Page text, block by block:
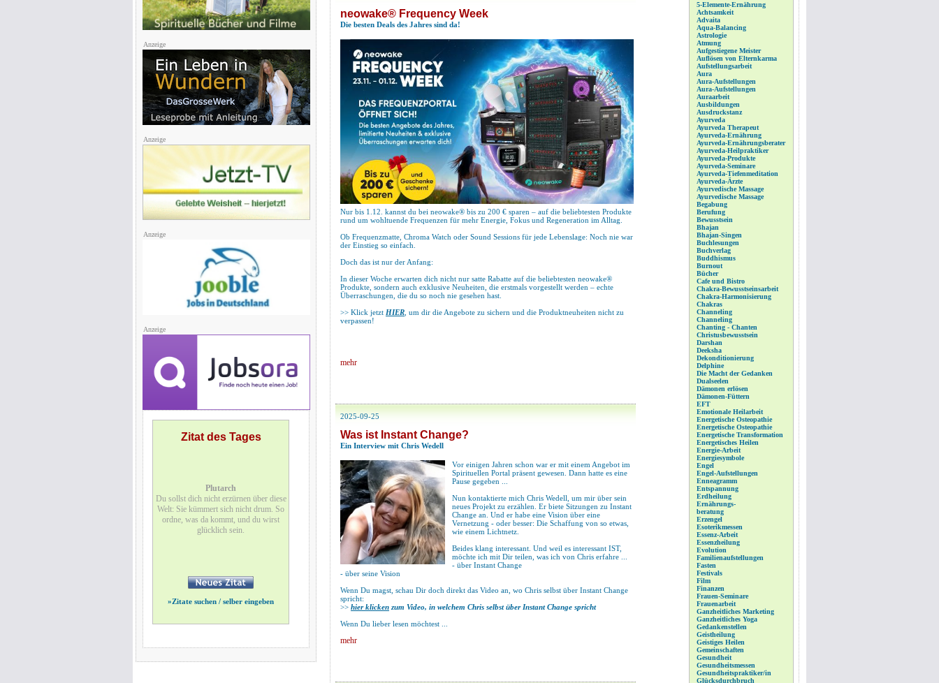
Anzeige
Anzeige
Anzeige
Anzeige
Zitat des Tages
Plutarch
Du sollst dich nicht erzürnen über diese
Welt: Sie kümmert sich nicht drum. So
ordne, was da kommt, und du wirst
glücklich sein.
»Zitate suchen / selber eingeben
neowake® Frequency Week
Die besten Deals des Jahres sind da!
Nur bis 1.12. kannst du bei neowake® bis zu 200 € sparen – auf die beliebtesten Produkte
rund um wohltuende Frequenzen für mehr Energie, Fokus und Regeneration im Alltag.
Ob Frequenzmatte, Chroma Watch oder Sound Sessions für jede Lebenslage: Noch nie war
der Einstieg so einfach.
Doch das ist nur der Anfang:
In dieser Woche erwarten dich nicht nur satte Rabatte auf die beliebtesten neowake®
Produkte, sondern auch exklusive Neuheiten, die erstmals vorgestellt werden – echte
Überraschungen, die du so noch nie gesehen hast.
>> Klick jetzt HIER , um dir die Angebote zu sichern und die Produktneuheiten nicht zu
verpassen!
mehr
2025-09-25
Was ist Instant Change?
Ein Interview mit Chris Wedell
Vor einigen Jahren schon war er mit einem Angebot im
Spirituellen Portal präsent gewesen. Dann hatte es eine
Pause gegeben ...
Nun kontaktierte mich Chris Wedell, um mir über sein
neues Projekt zu erzählen. Er biete Sitzungen zu Instant
Change an. Und er habe eine Vision über eine
Vernetzung - oder besser: Die Schaffung von so etwas,
wie einem Lichtnetz.
Beides klang interessant. Und weil es interessant IST,
möchte ich mit Dir teilen, was ich von Chris erfahre ...
- über Instant Change
- über seine Vision
Wenn Du magst, schau Dir doch direkt das Video an, wo Chris selbst über Instant Change
spricht:
>> hier klicken zum Video, in welchem Chris selbst über Instant Change spricht
Wenn Du lieber lesen möchtest ...
mehr
5-Elemente-Ernährung
Achtsamkeit
Advaita
Aqua-Balancing
Astrologie
Atmung
Aufgestiegene Meister
Auflösen von Elternkarma
Aufstellungsarbeit
Aura
Aura-Aufstellungen
Aura-Aufstellungen
Auraarbeit
Ausbildungen
Ausdruckstanz
Ayurveda
Ayurveda Therapeut
Ayurveda-Ernährung
Ayurveda-Ernährungsberater
Ayurveda-Heilpraktiker
Ayurveda-Produkte
Ayurveda-Seminare
Ayurveda-Tiefenmeditation
Ayurveda-Ärzte
Ayurvedische Massage
Ayurvedische Massage
Begabung
Berufung
Bewusstsein
Bhajan
Bhajan-Singen
Buchlesungen
Buchverlag
Buddhismus
Burnout
Bücher
Cafe und Bistro
Chakra-Bewusstseinsarbeit
Chakra-Harmonisierung
Chakras
Channeling
Channeling
Chanting - Chanten
Christusbewusstsein
Darshan
Deeksha
Dekonditionierung
Delphine
Die Macht der Gedanken
Dualseelen
Dämonen erlösen
Dämonen-Füttern
EFT
Emotionale Heilarbeit
Energetische Osteopathie
Energetische Osteopathie
Energetische Transformation
Energetisches Heilen
Energie-Arbeit
Energiesymbole
Engel
Engel-Aufstellungen
Enneagramm
Entspannung
Erdheilung
Ernährungs-
beratung
Erzengel
Esoterikmessen
Essenz-Arbeit
Essenzheilung
Evolution
Familienaufstellungen
Fasten
Festivals
Film
Finanzen
Frauen-Seminare
Frauenarbeit
Ganzheitliches Marketing
Ganzheitliches Yoga
Gedankenstellen
Geistheilung
Geistiges Heilen
Gemeinschaften
Gesundheit
Gesundheitsmessen
Gesundheitspraktiker/in
Glücksdurchbruch